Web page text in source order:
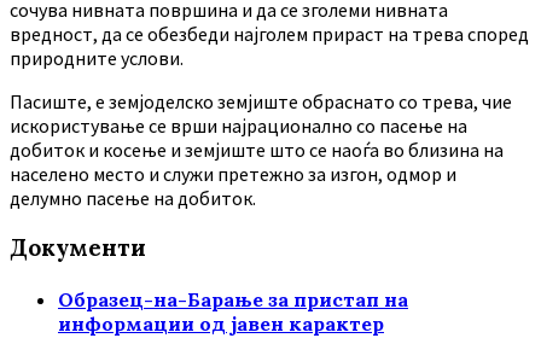
сочува нивната површина и да се зголеми нивната
вредност, да се обезбеди најголем прираст на трева според
природните услови.
Пасиште, е земјоделско земјиште обраснато со трева, чие
искористување се врши најрационално со пасење на
добиток и косење и земјиште што се наоѓа во близина на
населено место и служи претежно за изгон, одмор и
делумно пасење на добиток.
Документи
Образец-на-Барање за пристап на
информации од јавен карактер